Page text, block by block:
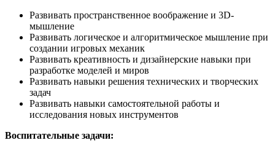
Развивать пространственное воображение и 3D-
мышление
Развивать логическое и алгоритмическое мышление при
создании игровых механик
Развивать креативность и дизайнерские навыки при
разработке моделей и миров
Развивать навыки решения технических и творческих
задач
Развивать навыки самостоятельной работы и
исследования новых инструментов
Воспитательные задачи: